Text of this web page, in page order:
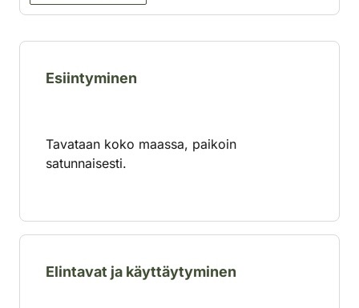
Esiintyminen
Tavataan koko maassa, paikoin
satunnaisesti.
Elintavat ja käyttäytyminen